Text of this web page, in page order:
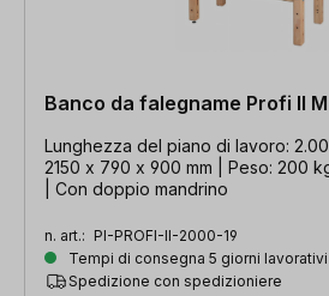
Banco da falegname Profi II M
Lunghezza del piano di lavoro:
2150 x 790 x 900 mm | Peso: 200
| Con doppio mandrino
n. art.: PI-PROFI-II-2000-19
Tempi di consegna 5 giorni lavorativi
Spedizione con spedizioniere